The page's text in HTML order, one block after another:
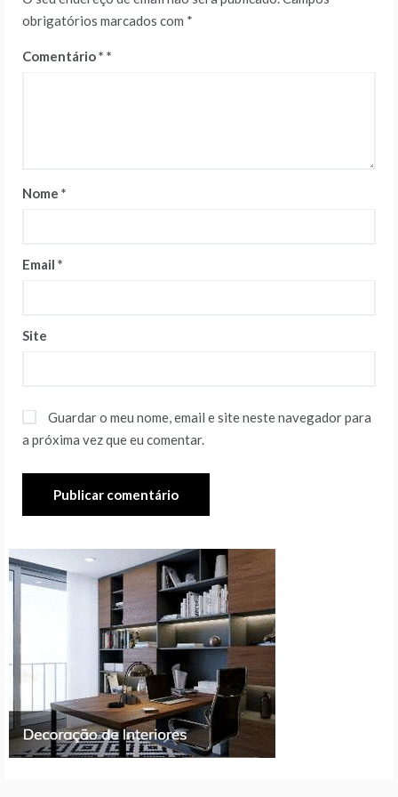
obrigatórios marcados com *
Comentário*
Nome *
Email *
Site
Guardar o meu nome, email e site neste navegador para
a próxima vez que eu comentar.